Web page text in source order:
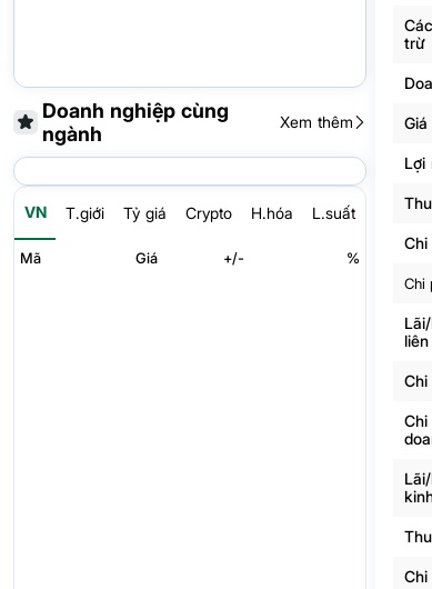
Doanh nghiệp cùng
ngành
Xem thêm
VN T.giới Tỷ giá Crypto H.hóa L.suất
Mã Giá +/- %
trừ
Lợi
Chi
Chi